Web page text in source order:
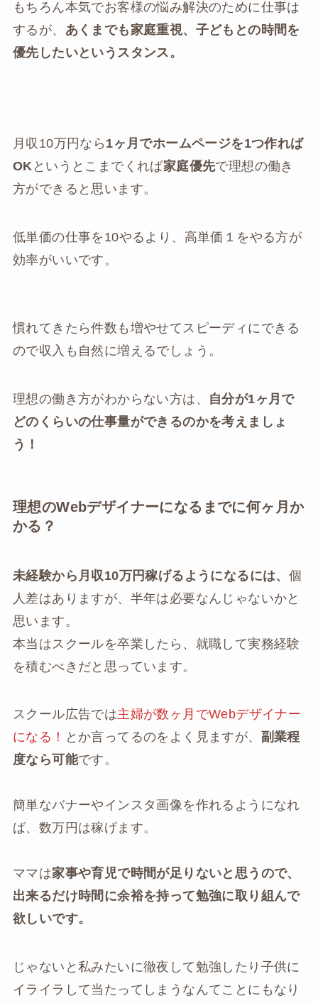
もちろん本気でお客様の悩み解決のために仕事は
するが、 あくまでも家庭重視、子どもとの時間を
優先したいというスタンス。
月収10万円なら 1ヶ月でホームページを1つ作れば
OK というとこまでくれば家庭優先で理想の働き
方ができると思います。
低単価の仕事を10やるより、高単価１をやる方が
効率がいいです。
慣れてきたら件数も増やせてスピーディにできる
ので収入も自然に増えるでしょう。
理想の働き方がわからない方は、
自分が1ヶ月で
どのくらいの仕事量ができるのかを考えましょ
う！
理想のWebデザイナーになるまでに何ヶ月か
かる？
未経験から月収10万円稼げるようになるには、 個
人差はありますが、半年は必要なんじゃないかと
思います。
本当はスクールを卒業したら、就職して実務経験
を積むべきだと思っています。
スクール広告では主婦が数ヶ月でWebデザイナー
になる！ とか言ってるのをよく見ますが、 副業程
度なら可能です。
簡単なバナーやインスタ画像を作れるようになれ
ば、数万円は稼げます。
ママは家事や育児で時間が足りないと思うので、
出来るだけ時間に余裕を持って勉強に取り組んで
欲しいです。
じゃないと私みたいに徹夜して勉強したり子供に
イライラして当たってしまうなんてことにもなり